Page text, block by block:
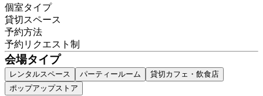
個室タイプ
貸切スペース
予約方法
予約リクエスト制
会場タイプ
レンタルスペース パーティールーム
貸切カフェ・飲食店
ポップアップストア